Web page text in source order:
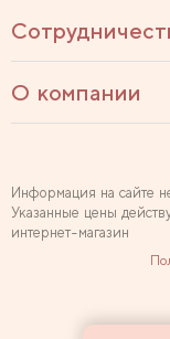
О компании
Информация на сайте
Указанные цены
интернет-магазин